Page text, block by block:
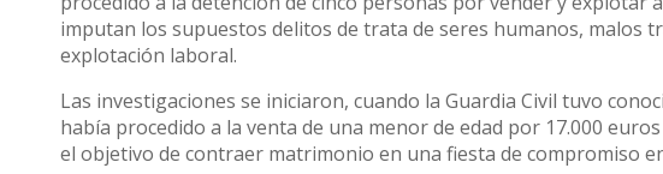
imputan los supuestos delitos de trata de seres humanos, malos
explotación laboral.
Las investigaciones se iniciaron, cuando la Guardia Civil tuvo
había procedido a la venta de una menor de edad por 17.000
el objetivo de contraer matrimonio en una fiesta de compromiso